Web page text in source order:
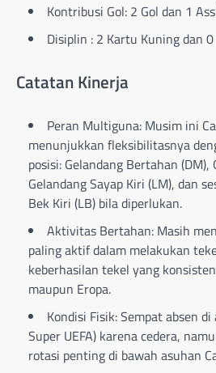
Kontribusi Gol: 2 Gol dan 1
Disiplin : 2 Kartu Kuning dan
Catatan Kinerja
Peran Multiguna: Musim ini
menunjukkan fleksibilitasnya
posisi: Gelandang Bertahan (DM),
Gelandang Sayap Kiri (LM), dan
Bek Kiri (LB) bila diperlukan.
Aktivitas Bertahan: Masih
paling aktif dalam melakukan
keberhasilan tekel yang
maupun Eropa.
Kondisi Fisik: Sempat absen
Super UEFA) karena cedera,
rotasi penting di bawah asuhan